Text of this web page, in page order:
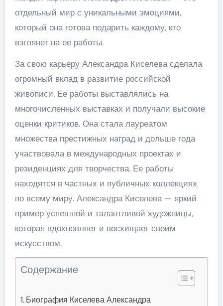
отдельный мир с уникальными эмоциями,
который она готова подарить каждому, кто
взглянет на ее работы.
За свою карьеру Александра Киселева сделала
огромный вклад в развитие российской
живописи. Ее работы выставлялись на
многочисленных выставках и получали высокие
оценки критиков. Она стала лауреатом
множества престижных наград и дольше года
участвовала в международных проектах и
резиденциях для творчества. Ее работы
находятся в частных и публичных коллекциях
по всему миру. Александра Киселева — яркий
пример успешной и талантливой художницы,
которая вдохновляет и восхищает своим
искусством.
Содержание
Биография Киселева Александра